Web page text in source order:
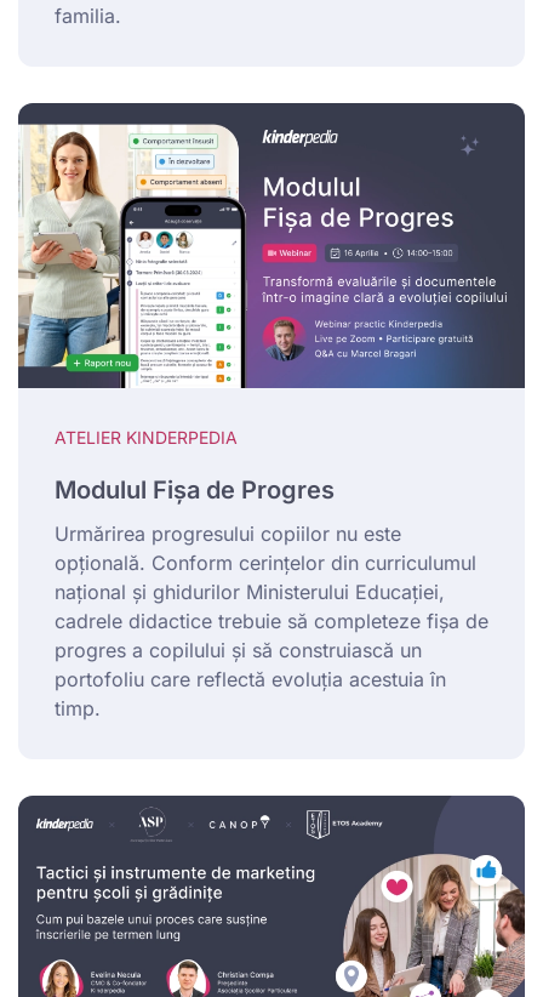
familia.
ATELIER KINDERPEDIA
Modulul Fișa de Progres
Urmărirea progresului copiilor nu este
opțională. Conform cerințelor din curriculumul
național și ghidurilor Ministerului Educației,
cadrele didactice trebuie să completeze fișa de
progres a copilului și să construiască un
portofoliu care reflectă evoluția acestuia în
timp.